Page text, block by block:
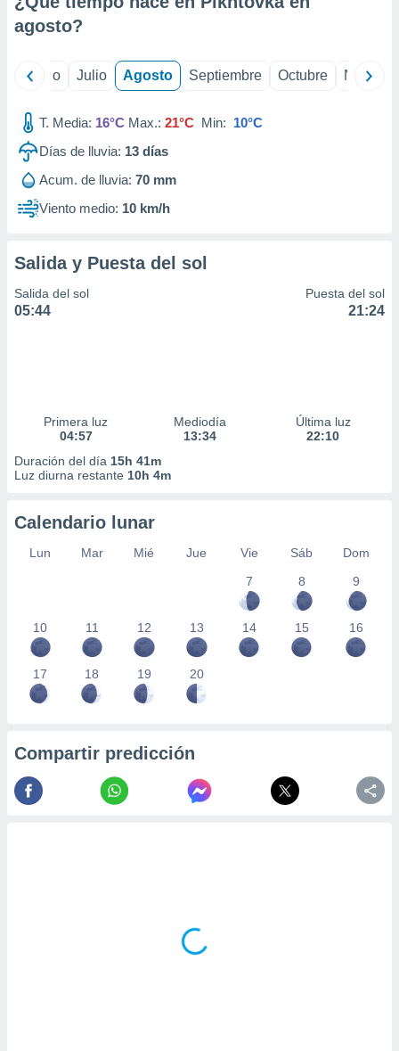
e
publicidad
publicidad
de
agosto?
Junio Julio Agosto Septiembre Octubre
T. Media: 16°C Max.: 21°C Min: 10°C
Días de lluvia: 13 días
Acum. de lluvia: 70 mm
Viento medio: 10 km/h
Salida y Puesta del sol
Salida del sol
05:44
Puesta del sol
21:24
Primera luz
04:57
Mediodía
13:34
Última luz
22:10
Duración del día 15h 41m
Luz diurna restante 10h 4m
Calendario lunar
Lun Mar Mié Jue Vie Sáb
Dom
7
8 9
10 11 12 13 14 15 16
17 18 19 20
Compartir predicción